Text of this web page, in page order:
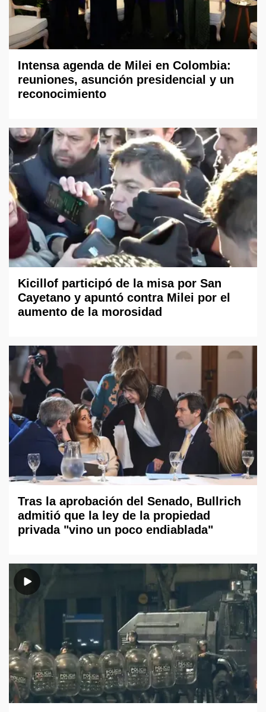
Intensa agenda de Milei en Colombia:
reuniones, asunción presidencial y un
reconocimiento
Kicillof participó de la misa por San
Cayetano y apuntó contra Milei por el
aumento de la morosidad
Tras la aprobación del Senado, Bullrich
admitió que la ley de la propiedad
privada "vino un poco endiablada"